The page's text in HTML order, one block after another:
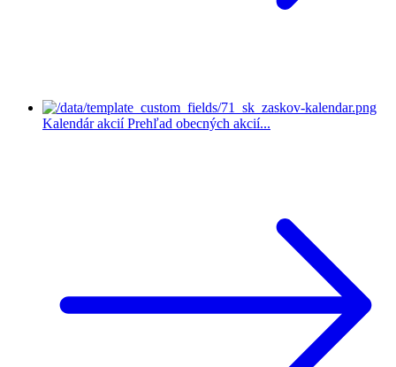
Kalendár akcií Prehľad obecných akcií...